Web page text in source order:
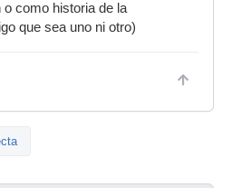
como historia de la
que sea uno ni otro)